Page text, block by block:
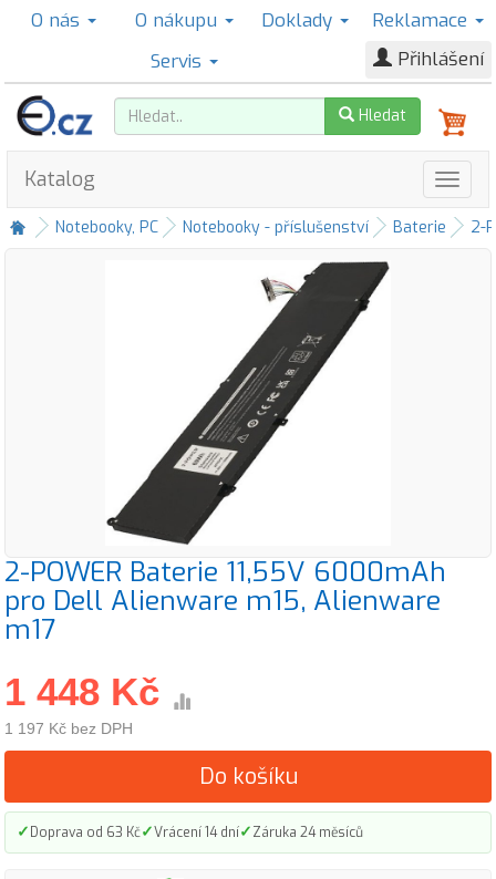
O nás O nákupu Doklady
Reklamace
Servis
Přihlášení
Hledat
Katalog
Notebooky, PC Notebooky - příslušenství Baterie 2-
2-POWER Baterie 11,55V 6000mAh
pro Dell Alienware m15, Alienware
m17
1 448 Kč
1 197 Kč bez DPH
Do košíku
✓Doprava od 63 Kč✓Vrácení 14 dní✓Záruka 24 měsíců